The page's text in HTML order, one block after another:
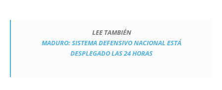
LEE TAMBIÉN
MADURO: SISTEMA DEFENSIVO NACIONAL ESTÁ
DESPLEGADO LAS 24 HORAS